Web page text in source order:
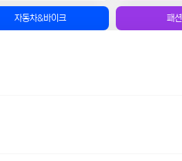
자동차&바이크 패